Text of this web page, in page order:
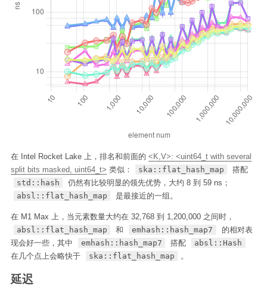
在 Intel Rocket Lake 上，排名和前面的 <K,V>: <uint64_t with several
split bits masked, uint64_t> 类似： ska::flat_hash_map
搭配
std::hash
仍然有比较明显的领先优势，大约 8 到 59 ns；
absl::flat_hash_map
是最接近的一组。
在 M1 Max 上，当元素数量大约在 32,768 到 1,200,000 之间时，
absl::flat_hash_map
和 emhash::hash_map7
的相对表
现会好一些，其中
emhash::hash_map7 搭配
absl::Hash
在几个点上会略快于
ska::flat_hash_map 。
延迟